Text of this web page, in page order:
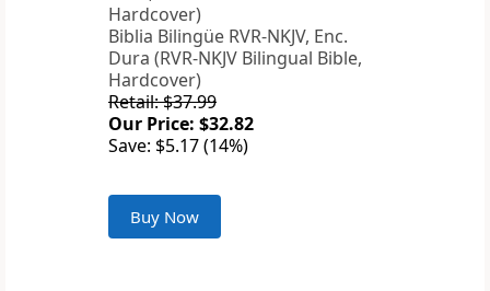
Biblia Bilingüe RVR-NKJV, Enc.
Dura (RVR-NKJV Bilingual Bible,
Hardcover)
Retail: $37.99
Our Price: $32.82
Save: $5.17 (14%)
Buy Now